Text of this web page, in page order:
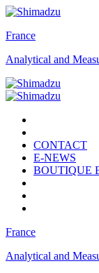
France
Analytical and
CONTACT
E-NEWS
BOUTIQUE
France
Analytical and